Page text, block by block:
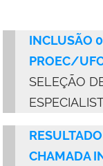
INCLUSÃO
PROEC/
SELEÇÃO
CHAMADA